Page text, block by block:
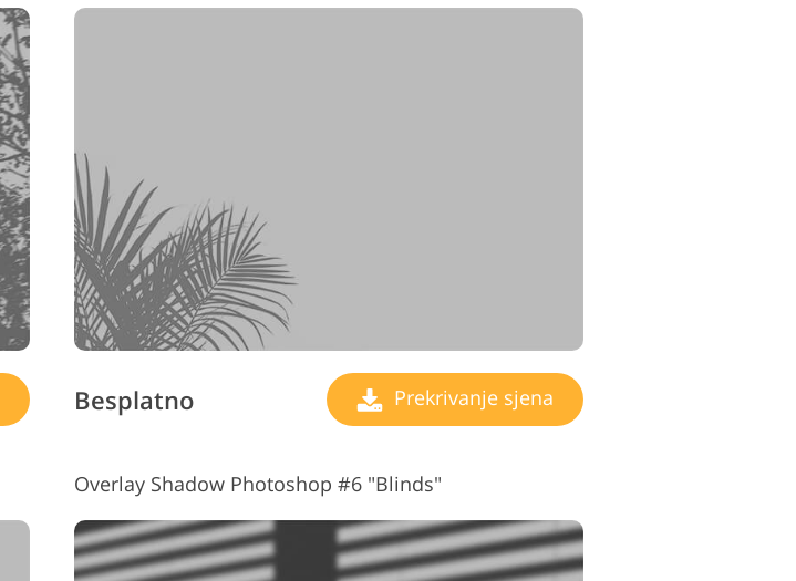
Besplatno Prekrivanje sjena
Overlay Shadow Photoshop #6 "Blinds"